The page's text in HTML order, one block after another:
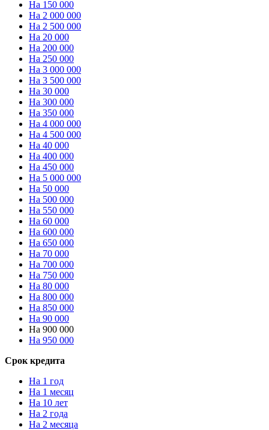
На 150 000
На 2 000 000
На 2 500 000
На 20 000
На 200 000
На 250 000
На 3 000 000
На 3 500 000
На 30 000
На 300 000
На 350 000
На 4 000 000
На 4 500 000
На 40 000
На 400 000
На 450 000
На 5 000 000
На 50 000
На 500 000
На 550 000
На 60 000
На 600 000
На 650 000
На 70 000
На 700 000
На 750 000
На 80 000
На 800 000
На 850 000
На 90 000
На 900 000
На 950 000
Срок кредита
На 1 год
На 1 месяц
На 10 лет
На 2 года
На 2 месяца